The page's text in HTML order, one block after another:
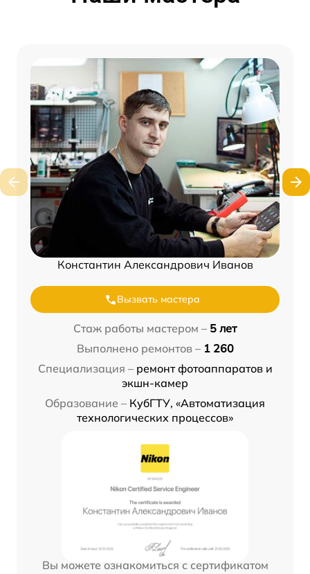
Константин Александрович Иванов
Вызвать мастера
Стаж работы мастером – 5 лет
Выполнено ремонтов – 1 260
Специализация – ремонт фотоаппаратов и
экшн-камер
Образование – КубГТУ, «Автоматизация
технологических процессов»
Вы можете ознакомиться с сертификатом